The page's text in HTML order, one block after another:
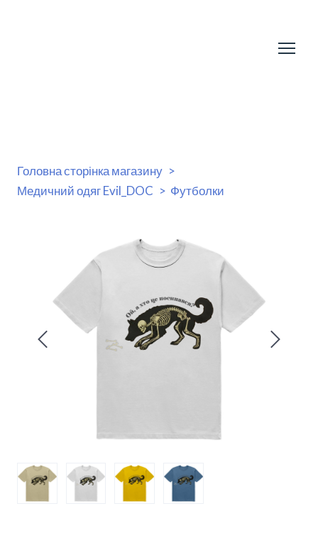
Головна сторінка магазину
Медичний одяг Evil_DOC
Футболки